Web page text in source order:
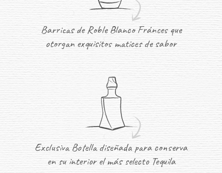
Barricas de Roble Blanco Fránces que
otorgan exquisitos matices de sabor
Exclusiva Botella diseñada para conserva
en su interior el más selecto Tequila